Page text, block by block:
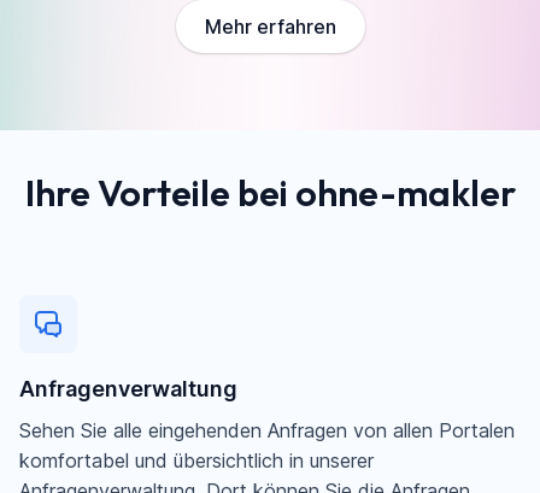
Mehr erfahren
Ihre Vorteile bei ohne-makler
Anfragenverwaltung
Sehen Sie alle eingehenden Anfragen von allen Portalen
komfortabel und übersichtlich in unserer